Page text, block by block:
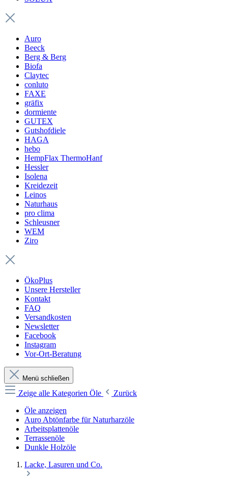
Auro
Beeck
Berg & Berg
Biofa
Claytec
conluto
FAXE
gräfix
dormiente
GUTEX
Gutshofdiele
HAGA
hebo
HempFlax ThermoHanf
Hessler
Isolena
Kreidezeit
Leinos
Naturhaus
pro clima
Schleusner
WEM
Ziro
ÖkoPlus
Unsere Hersteller
Kontakt
FAQ
Versandkosten
Newsletter
Facebook
Instagram
Vor-Ort-Beratung
Menü schließen
Zeige alle Kategorien Öle
Zurück
Öle anzeigen
Auro Abtönfarbe für Naturharzöle
Arbeitsplattenöle
Terrassenöle
Dunkle Holzöle
Lacke, Lasuren und Co.